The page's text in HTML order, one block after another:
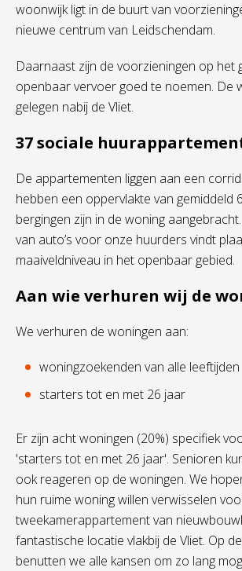
woonwijk ligt in de buurt van
nieuwe centrum van Leidschendam.
Daarnaast zijn de voorzieningen op het
openbaar vervoer goed te noemen. De
gelegen nabij de Vliet.
37 sociale
De appartementen liggen aan een
hebben een oppervlakte van gemiddeld
bergingen zijn in de woning
van auto’s voor onze huurders vindt
maaiveldniveau in het openbaar gebied.
Aan wie verhuren wij de
We verhuren de woningen aan:
woningzoekenden van alle leeftijden
starters tot en met 26 jaar
Er zijn acht woningen (20%) specifiek
'starters tot en met 26 jaar'. Senioren
ook reageren op de woningen. We
hun ruime woning willen verwisselen
tweekamerappartement van
fantastische locatie vlakbij de Vliet. Op
benutten we alle kansen om zo lang